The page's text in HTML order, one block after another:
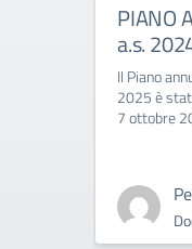
PIANO
a.s.
Il Piano
2025 è
7 ottobre